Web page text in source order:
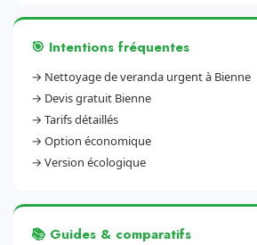
🎯 Intentions fréquentes
→ Nettoyage de veranda urgent à Bienne
→ Devis gratuit Bienne
→ Tarifs détaillés
→ Option économique
→ Version écologique
📚 Guides & comparatifs